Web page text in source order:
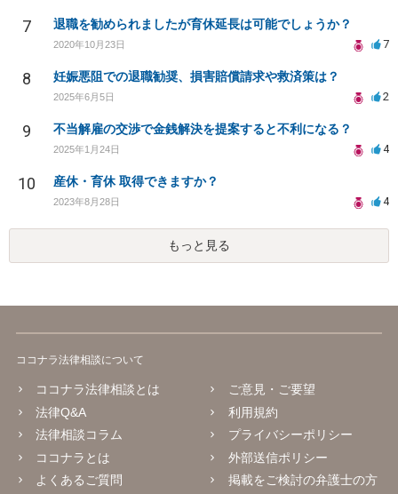
7 退職を勧められましたが育休延長は可能でしょうか？
2020年10月23日 7
8 妊娠悪阻での退職勧奨、損害賠償請求や救済策は？
2025年6月5日 2
9 不当解雇の交渉で金銭解決を提案すると不利になる？
2025年1月24日 4
10 産休・育休 取得できますか？
2023年8月28日 4
もっと見る
ココナラ法律相談について
ココナラ法律相談とは
法律Q&A
法律相談コラム
ココナラとは
よくあるご質問
ご意見・ご要望
利用規約
プライバシーポリシー
外部送信ポリシー
掲載をご検討の弁護士の方